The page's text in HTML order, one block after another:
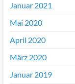
Januar 2021
Mai 2020
April 2020
März 2020
Januar 2019